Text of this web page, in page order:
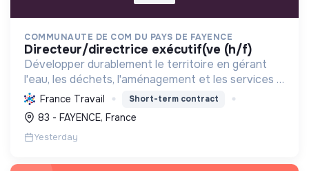
COMMUNAUTE DE COM DU PAYS DE FAYENCE
directeur/directrice exécutif(ve (h/f)
Développer durablement le territoire en gérant
l'eau, les déchets, l'aménagement et les services à
la population, tout en protégeant l'environnement
et promouvant la transition écologique et sociale.
France Travail Short-term contract
83 - FAYENCE, France
Yesterday